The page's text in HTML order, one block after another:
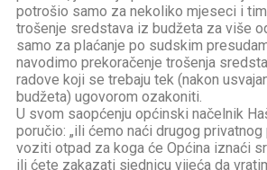
potrošio samo za nekoliko mjeseci i
trošenje sredstava iz budžeta za više
samo za plaćanje po sudskim
navodimo prekoračenje trošenja
radove koji se trebaju tek (nakon
budžeta) ugovorom ozakoniti.
U svom saopćenju općinski načelnik
poručio: „ili ćemo naći drugog privatnog
voziti otpad za koga će Općina iznaći
ili ćete zakazati sjednicu vijeća da